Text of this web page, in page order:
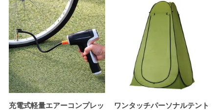
充電式軽量エアーコンプレッ
ワンタッチパーソナルテント